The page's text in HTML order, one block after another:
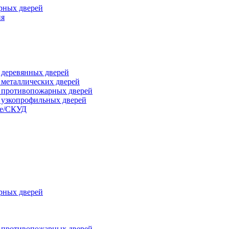
дверей
дверей
дверей
дверей
дверей
СКУД
дверей